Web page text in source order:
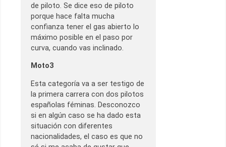
de piloto. Se dice eso de piloto
porque hace falta mucha
confianza tener el gas abierto lo
máximo posible en el paso por
curva, cuando vas inclinado.
Moto3
Esta categoría va a ser testigo de
la primera carrera con dos pilotos
españolas féminas. Desconozco
si en algún caso se ha dado esta
situación con diferentes
nacionalidades, el caso es que no